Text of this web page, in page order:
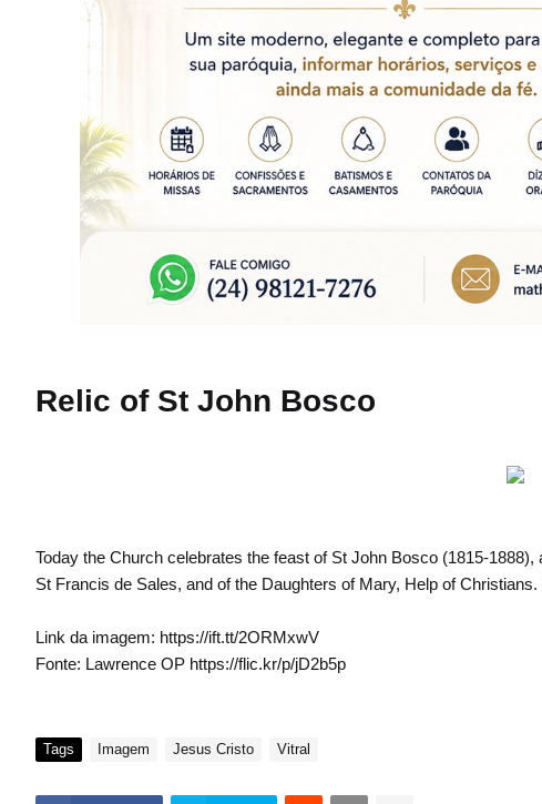
Relic of St John Bosco
Today the Church celebrates the feast of St John Bosco (1815-
St Francis de Sales, and of the Daughters of Mary, Help of
Link da imagem: https://ift.tt/2ORMxwV
Fonte: Lawrence OP https://flic.kr/p/jD2b5p
Tags Imagem Jesus Cristo Vitral